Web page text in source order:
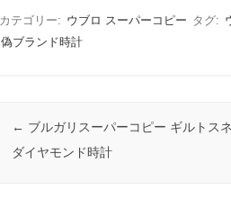
カテゴリー: ウブロ スーパーコピー タグ:
偽ブランド時計
投稿ナビゲーション
← ブルガリスーパーコピー ギルトス
ダイヤモンド時計